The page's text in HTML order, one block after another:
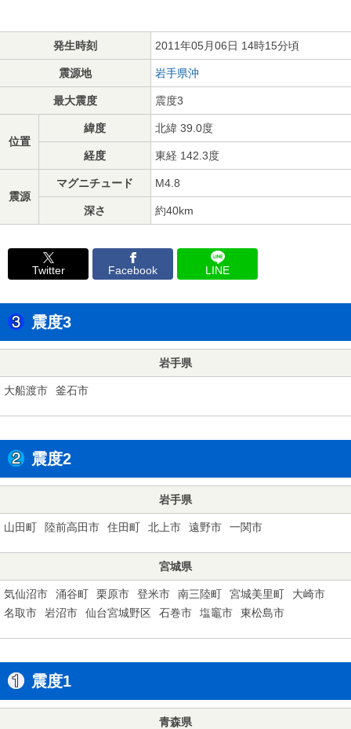
発生時刻 2011年05月06日 14時15分頃
震源地 岩手県沖
最大震度 震度3
位置
緯度 北緯 39.0度
経度 東経 142.3度
震源
マグニチュード M4.8
深さ 約40km
Twitter Facebook LINE
震度3
岩手県
大船渡市 釜石市
震度2
岩手県
山田町 陸前高田市 住田町 北上市 遠野市 一関市
宮城県
気仙沼市 涌谷町 栗原市 登米市 南三陸町 宮城美里町
大崎市
名取市
岩沼市 仙台宮城野区 石巻市 塩竈市 東松島市
震度1
青森県